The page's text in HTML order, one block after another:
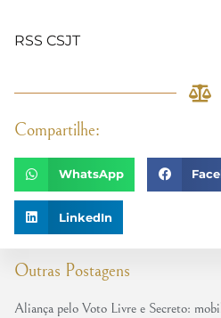
Outras Postagens
Aliança pelo Voto Livre e Secreto:
RSS CSJT
Compartilhe:
WhatsApp
LinkedIn